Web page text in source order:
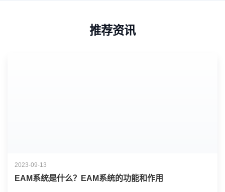
推荐资讯
2023-09-13
EAM系统是什么？EAM系统的功能和作用